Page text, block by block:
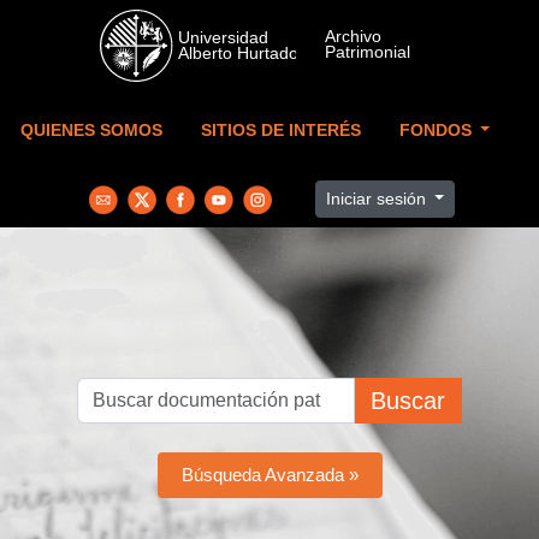
Skip to main content
QUIENES SOMOS SITIOS DE INTERÉS FONDOS
Iniciar sesión
Buscar
Búsqueda Avanzada »